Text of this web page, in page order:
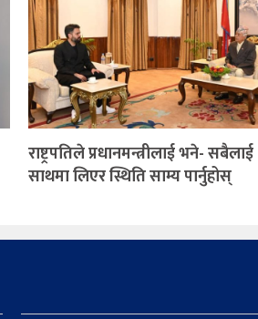
राष्ट्रपतिले प्रधानमन्त्रीलाई भने- सबैलाई
साथमा लिएर स्थिति साम्य पार्नुहोस्